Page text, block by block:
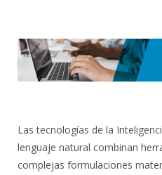
Las tecnologías de la
lenguaje natural combinan
complejas formulaciones